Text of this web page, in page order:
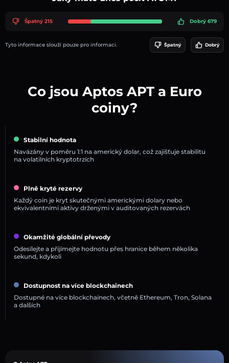
Špatný 215 Dobrý 679
Tyto informace slouží pouze pro informaci. Špatný Dobrý
Co jsou Aptos APT a Euro
coiny?
Stabilní hodnota
Navázány v poměru 1:1 na americký dolar, což zajišťuje stabilitu
na volatilních kryptotrzích
Plně kryté rezervy
Každý coin je kryt skutečnými americkými dolary nebo
ekvivalentními aktivy drženými v auditovaných rezervách
Okamžité globální převody
Odesílejte a přijímejte hodnotu přes hranice během několika
sekund, kdykoli
Dostupnost na více blockchainech
Dostupné na více blockchainech, včetně Ethereum, Tron, Solana
a dalších